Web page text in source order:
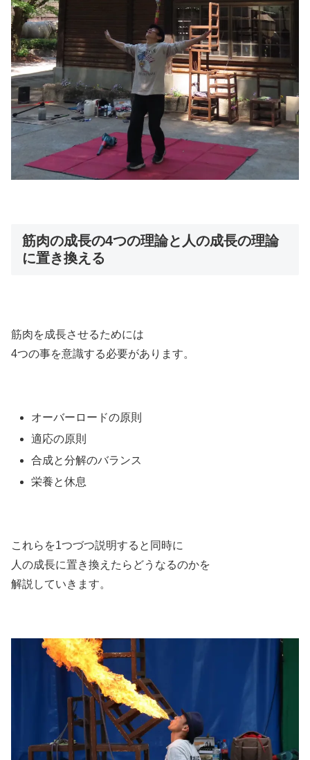
筋肉の成長の4つの理論と人の成長の理論
に置き換える
筋肉を成長させるためには
4つの事を意識する必要があります。
オーバーロードの原則
適応の原則
合成と分解のバランス
栄養と休息
これらを1つづつ説明すると同時に
人の成長に置き換えたらどうなるのかを
解説していきます。